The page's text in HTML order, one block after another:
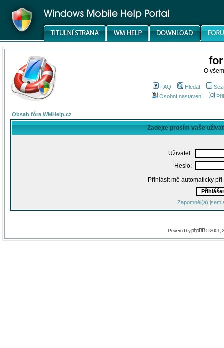
O
FAQ Hledat
Osobní nastavení
Obsah fóra WMHelp.cz
Zadejte prosím vaše
Uživatel:
Heslo:
Přihlásit mě automaticky
Zapomněl(a) jsem
Powered byphpBB© 2001,